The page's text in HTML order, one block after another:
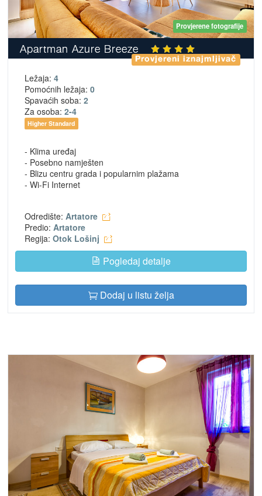
Provjerene fotografije
Apartman Azure Breeze
Provjereni iznajmljivač
Ležaja: 4
Pomoćnih ležaja: 0
Spavaćih soba: 2
Za osoba: 2-4
Higher Standard
- Klima uređaj
- Posebno namješten
- Blizu centru grada i popularnim plažama
- Wi-Fi Internet
Odredište: Artatore
Predio: Artatore
Regija: Otok Lošinj
Pogledaj detalje
Dodaj u listu želja